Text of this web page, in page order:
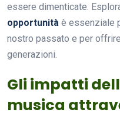
essere dimenticate.
opportunità è essenziale
nostro passato e per
generazioni.
Gli impatti
musica